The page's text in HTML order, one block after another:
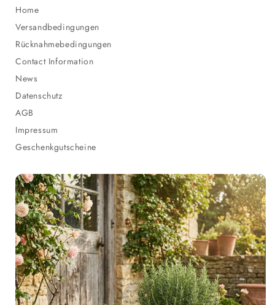
Home
Versandbedingungen
Rücknahmebedingungen
Contact Information
News
Datenschutz
AGB
Impressum
Geschenkgutscheine